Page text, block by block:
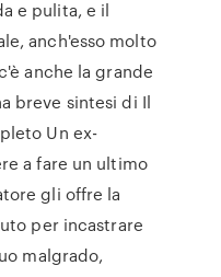
e pulita, e il
anch'esso molto
anche la grande
breve sintesi di Il
Un ex-
a fare un ultimo
gli offre la
per incastrare
malgrado,